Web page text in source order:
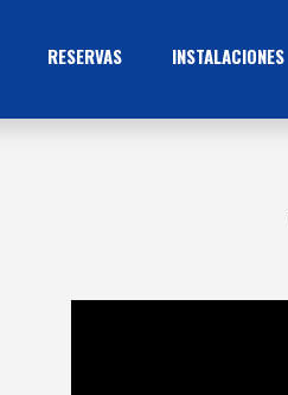
RESERVAS INSTALACIONES